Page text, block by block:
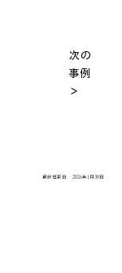
最終更新日 2026年1月30日
次の
事例
＞